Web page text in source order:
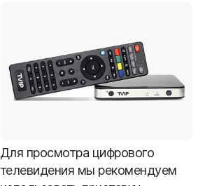
Для просмотра цифрового
телевидения мы рекомендуем